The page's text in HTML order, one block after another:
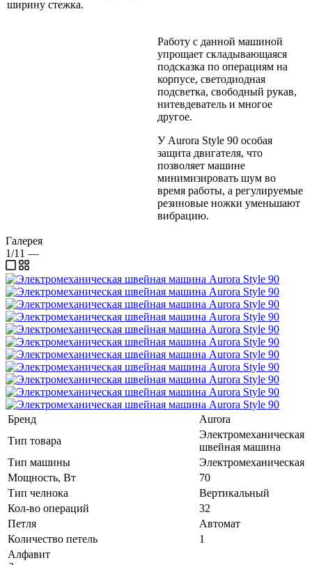
ширину стежка.
Работу с данной машиной
упрощает складывающаяся
подсказка по операциям на
корпусе, светодиодная
подсветка, свободный рукав,
нитевдеватель и многое
другое.
У Aurora Style 90 особая
защита двигателя, что
позволяет машине
минимизировать шум во
время работы, а регулируемые
резиновые ножки уменьшают
вибрацию.
Галерея
1/11 —
Бренд
Aurora
Тип товара
Электромеханическая
швейная машина
Тип машины
Электромеханическая
Мощность, Вт
70
Тип челнока
Вертикальный
Кол-во операций
32
Петля
Автомат
Количество петель
1
Алфавит